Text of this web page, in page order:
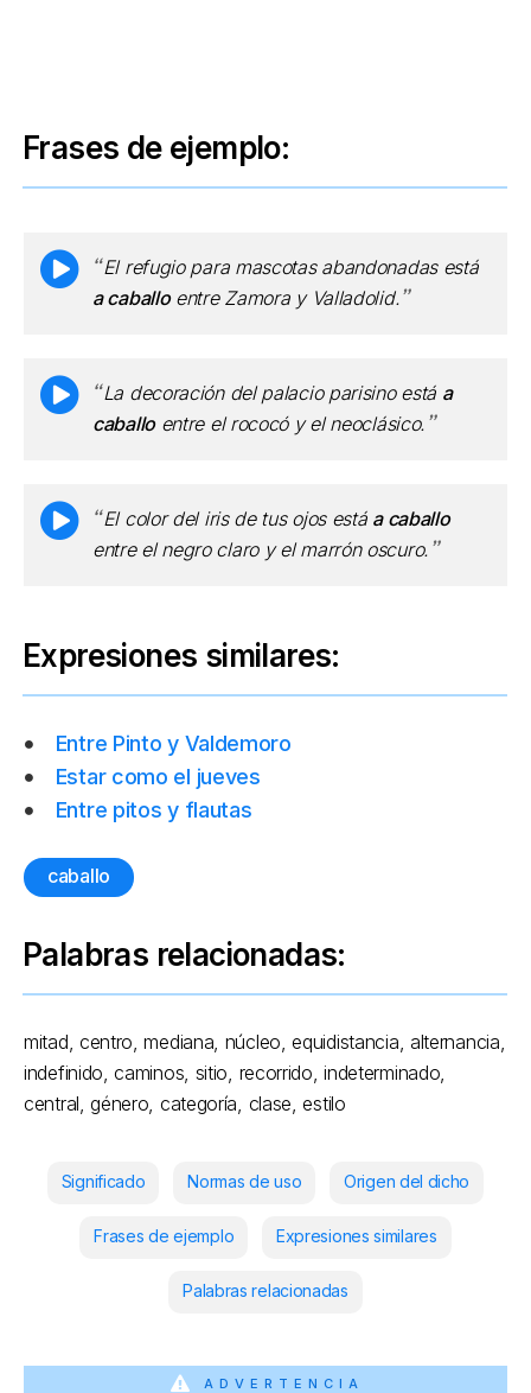
Frases de ejemplo:
El refugio para mascotas abandonadas está
a caballoentre Zamora y Valladolid.
La decoración del palacio parisino está a
caballoentre el rococó y el neoclásico.
El color del iris de tus ojos está a caballo
entre el negro claro y el marrón oscuro.
Expresiones similares:
Entre Pinto y Valdemoro
Estar como el jueves
Entre pitos y flautas
caballo
Palabras relacionadas:
mitad, centro, mediana, núcleo, equidistancia, alternancia,
indefinido, caminos, sitio, recorrido, indeterminado,
central, género, categoría, clase, estilo
Significado Normas de uso Origen del dicho
Frases de ejemplo Expresiones similares
Palabras relacionadas
ADVERTENCIA